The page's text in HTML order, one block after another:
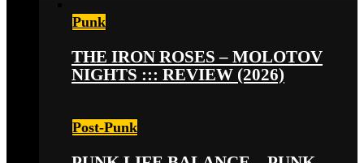
Punk
THE IRON ROSES – MOLOTOV
NIGHTS ::: REVIEW (2026)
Post-Punk